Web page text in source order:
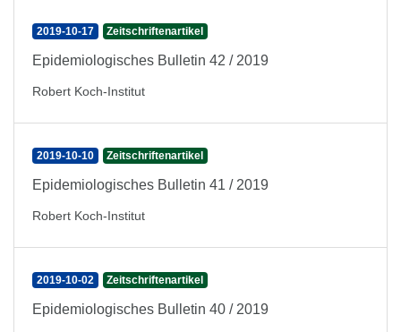
2019-10-17 Zeitschriftenartikel
Epidemiologisches Bulletin 42 / 2019
Robert Koch-Institut
2019-10-10 Zeitschriftenartikel
Epidemiologisches Bulletin 41 / 2019
Robert Koch-Institut
2019-10-02 Zeitschriftenartikel
Epidemiologisches Bulletin 40 / 2019